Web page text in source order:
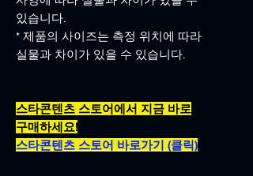
있습니다.
* 제품의 사이즈는 측정 위치에 따라
실물과 차이가 있을 수 있습니다.
스타콘텐츠 스토어에서 지금 바로
구매하세요!
스타콘텐츠 스토어 바로가기 (클릭)